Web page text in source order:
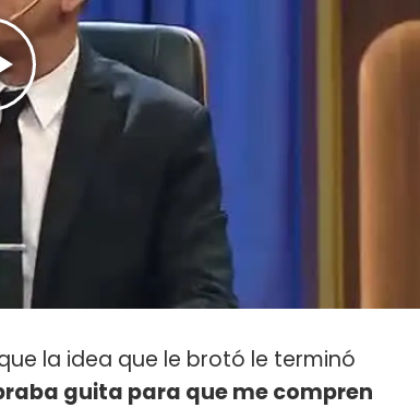
la idea que le brotó le terminó
guita para que me compren